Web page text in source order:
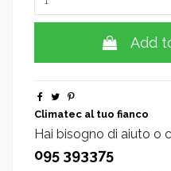
Add
Climatec al tuo fianco
Hai bisogno di aiuto o
095 393375